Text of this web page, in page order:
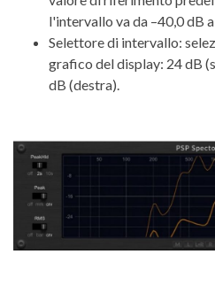
l'intervallo va da –40,0 dB a
Selettore di intervallo:
grafico del display: 24 dB
dB (destra).